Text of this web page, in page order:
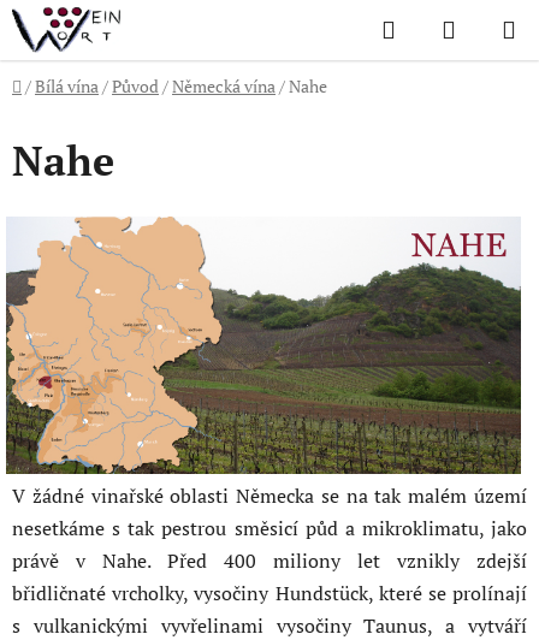
Přejít
na
obsah
Hledat
KOŠÍK
Domů
/Bílá vína/Původ/Německá vína/Nahe
Nahe
V žádné vinařské oblasti Německa se na tak malém území
nesetkáme s tak pestrou směsicí půd a mikroklimatu, jako
právě v Nahe. Před 400 miliony let vznikly zdejší
břidličnaté vrcholky, vysočiny Hundstück, které se prolínají
s vulkanickými vyvřelinami vysočiny Taunus, a vytváří